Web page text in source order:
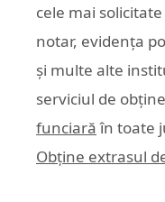
cele mai
notar, evidența
și multe alte
serviciul de
funciară în toate
Obține extrasul